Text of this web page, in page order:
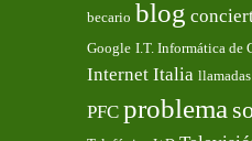
becario blog
Google I.T. Informática de
Internet Italia llamadas
PFC problema